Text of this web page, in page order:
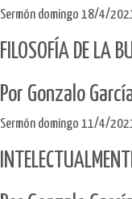
Sermón domingo 18/4/
FILOSOFÍA DE LA
Por Gonzalo
Sermón domingo 11/4/